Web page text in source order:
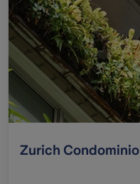
Zurich Condominio